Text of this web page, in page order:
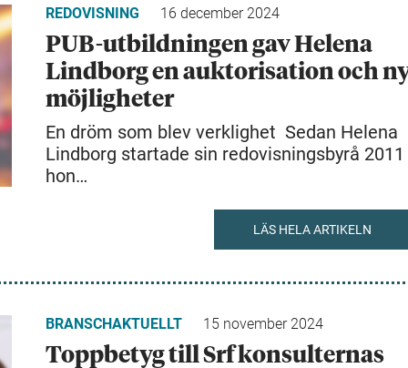
REDOVISNING 16 december 2024
PUB-utbildningen gav Helena
Lindborg en auktorisation och
möjligheter
En dröm som blev verklighet Sedan Helena
Lindborg startade sin redovisningsbyrå
hon…
LÄS HELA ARTIKELN
BRANSCHAKTUELLT 15 november 2024
Toppbetyg till Srf konsulternas